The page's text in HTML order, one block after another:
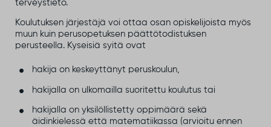
terveystieto.
Koulutuksen järjestäjä voi ottaa osan opiskelijoista myös
muun kuin perusopetuksen päättötodistuksen
perusteella. Kyseisiä syitä ovat
hakija on keskeyttänyt peruskoulun,
hakijalla on ulkomailla suoritettu koulutus tai
hakijalla on yksilöllistetty oppimäärä sekä
äidinkielessä että matematiikassa (arvioitu ennen